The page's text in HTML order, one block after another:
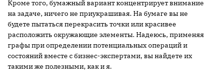
Кроме того, бумажный вариант концентрирует внимание
на задаче, ничего не приукрашивая. На бумаге вы не
будете пытаться перекрасить точки или красивее
расположить окружающие элементы. Надеюсь, применяя
графы при определении потенциальных операций и
состояний вместе с бизнес-экспертами, вы найдете их
такими же полезными, как и я.